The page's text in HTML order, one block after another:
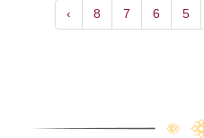
5
6
7
8
›